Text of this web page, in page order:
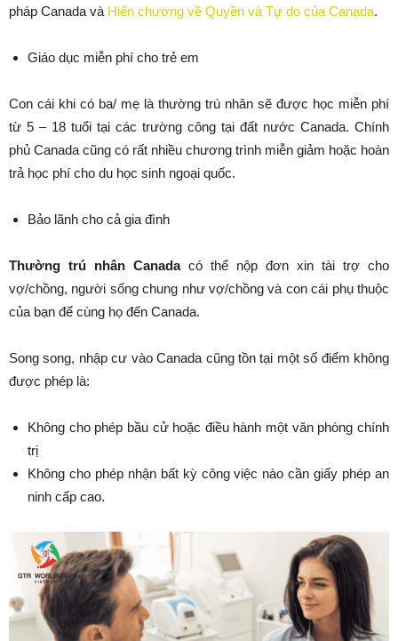
pháp Canada và Hiến chương về Quyền và Tự do của Canada.
Giáo dục miễn phí cho trẻ em
Con cái khi có ba/ mẹ là thường trú nhân sẽ được học miễn phí
từ 5 – 18 tuổi tại các trường công tại đất nước Canada. Chính
phủ Canada cũng có rất nhiều chương trình miễn giảm hoặc hoàn
trả học phí cho du học sinh ngoại quốc.
Bảo lãnh cho cả gia đình
Thường trú nhân Canada có thể nộp đơn xin tài trợ cho
vợ/chồng, người sống chung như vợ/chồng và con cái phụ thuộc
của bạn để cùng họ đến Canada.
Song song, nhập cư vào Canada cũng tồn tại một số điểm không
được phép là:
Không cho phép bầu cử hoặc điều hành một văn phòng chính
trị
Không cho phép nhận bất kỳ công việc nào cần giấy phép an
ninh cấp cao.